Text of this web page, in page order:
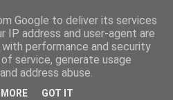
de
Google to deliver its services
IP address and user-agent are
performance and security
service, generate usage
address abuse.
GOT IT